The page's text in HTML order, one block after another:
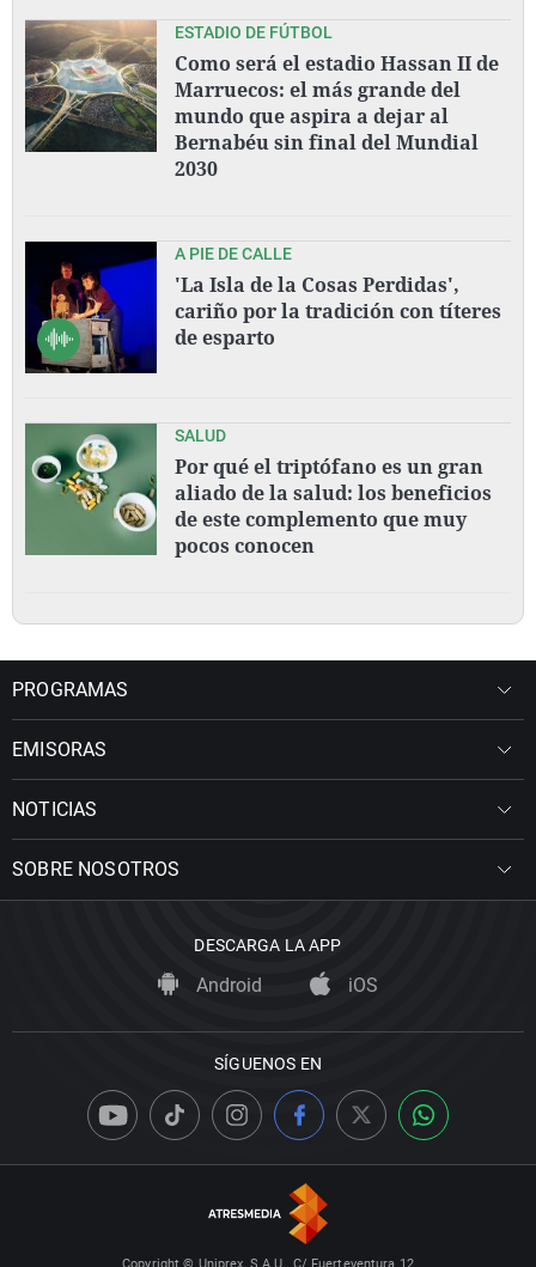
ESTADIO DE FÚTBOL
Como será el estadio Hassan II de
Marruecos: el más grande del
mundo que aspira a dejar al
Bernabéu sin final del Mundial
2030
A PIE DE CALLE
'La Isla de la Cosas Perdidas',
cariño por la tradición con títeres
de esparto
SALUD
Por qué el triptófano es un gran
aliado de la salud: los beneficios
de este complemento que muy
pocos conocen
PROGRAMAS
EMISORAS
NOTICIAS
SOBRE NOSOTROS
DESCARGA LA APP
Android iOS
SÍGUENOS EN
Copyright © Uniprex, S.A.U., C/ Fuerteventura 12